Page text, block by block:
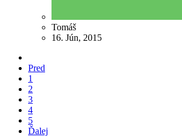
Tomáš
16. Jún, 2015
Pred
1
2
3
4
5
Ďalej